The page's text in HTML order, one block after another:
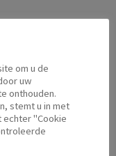
om u de
uw
onthouden.
stemt u in met
echter "Cookie